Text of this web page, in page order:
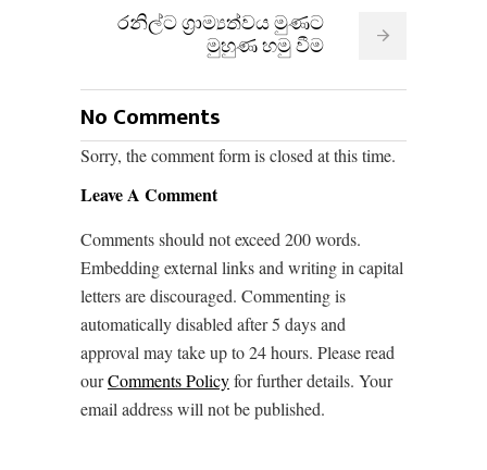
රනිල්ට ග්‍රාම්‍යත්වය මුණට
මුහුණ හමු වීම
No Comments
Sorry, the comment form is closed at this time.
Leave A Comment
Comments should not exceed 200 words.
Embedding external links and writing in capital
letters are discouraged. Commenting is
automatically disabled after 5 days and
approval may take up to 24 hours. Please read
ourComments Policyfor further details. Your
email address will not be published.